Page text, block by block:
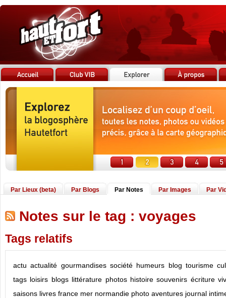
Par Lieux (beta) Par Blogs Par Notes Par Images Par
Notes sur le tag : voyages
Tags relatifs
actu actualité gourmandises société humeurs blog tourisme
tags loisirs blogs littérature photos histoire souvenirs écriture
saisons livres france mer normandie photo aventures journal